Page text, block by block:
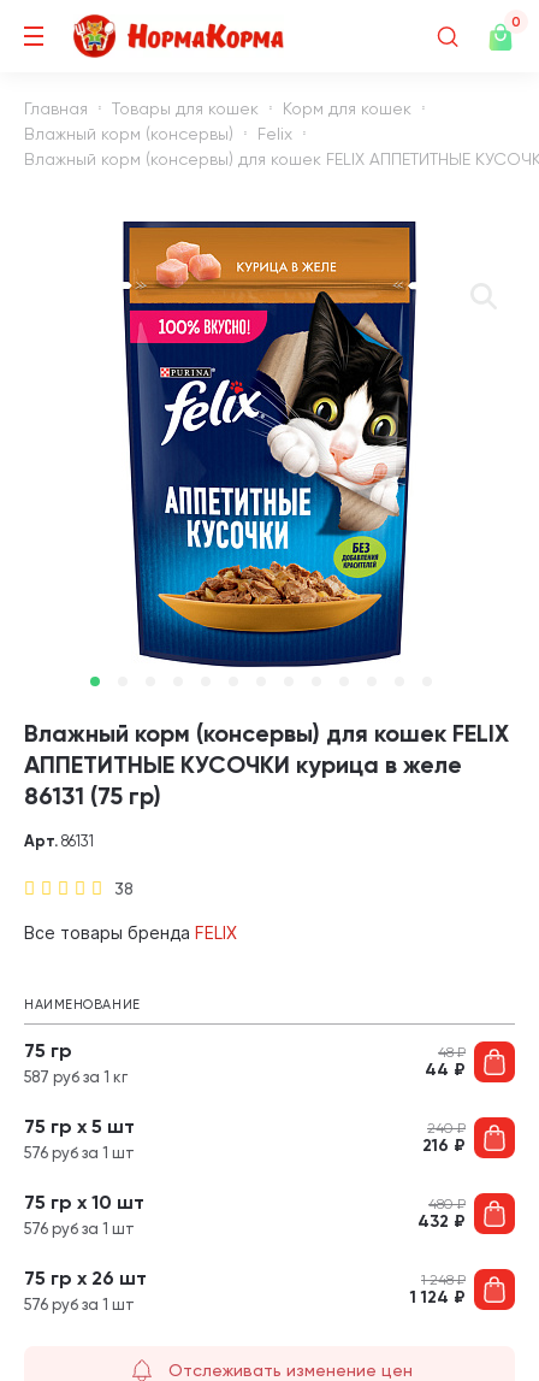
0
Главная Товары для кошек
Корм для кошек
Влажный корм (консервы)
Felix
Влажный корм (консервы) для кошек FELIX АППЕТИТНЫЕ
Влажный корм (консервы) для кошек FELIX
АППЕТИТНЫЕ КУСОЧКИ курица в желе
86131 (75 гр)
38
Арт. 86131
Все товары бренда FELIX
НАИМЕНОВАНИЕ
75 гр
587 руб за 1 кг
48₽
44 ₽
75 гр х 5 шт
576 руб за 1 шт
240₽
216 ₽
75 гр х 10 шт
576 руб за 1 шт
480₽
432 ₽
75 гр х 26 шт
576 руб за 1 шт
1 248₽
1 124 ₽
Отслеживать изменение цен